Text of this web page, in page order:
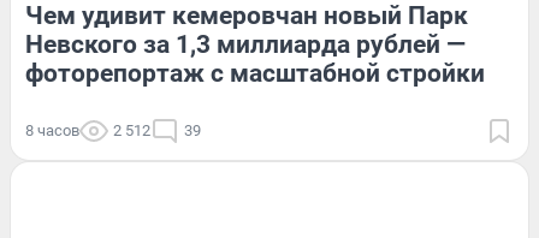
Чем удивит кемеровчан новый Парк
Невского за 1,3 миллиарда рублей —
фоторепортаж с масштабной стройки
8 часов 2 512 39